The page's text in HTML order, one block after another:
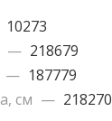
10273
— 218679
— 187779
см — 218270